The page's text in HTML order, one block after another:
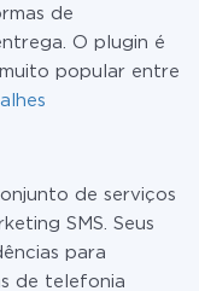
de
O plugin é
popular entre
de serviços
SMS. Seus
para
de telefonia